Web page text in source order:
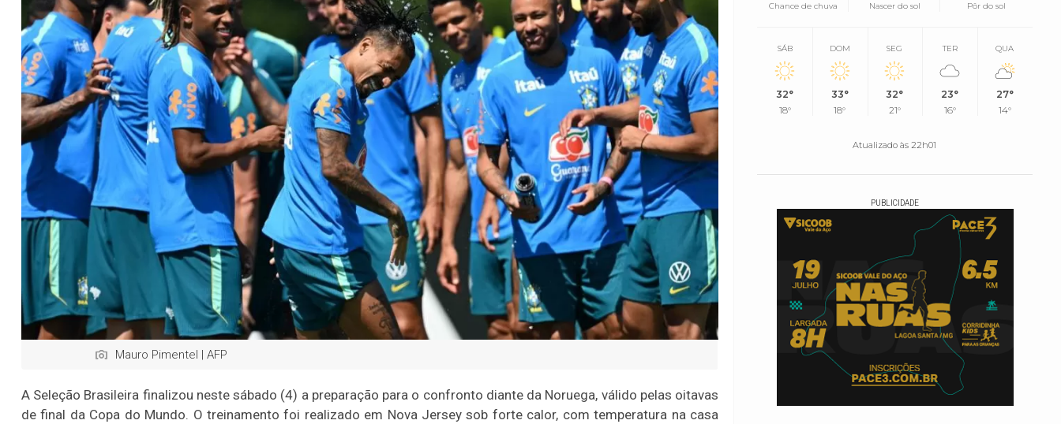
Mauro Pimentel | AFP
A Seleção Brasileira finalizou neste sábado (4) a preparação para o confronto diante da Noruega, válido pelas oitavas
de final da Copa do Mundo. O treinamento foi realizado em Nova Jersey sob forte calor, com temperatura na casa
Chance de chuva
Nascer do sol Pôr do sol
SÁB
32°
18°
DOM
33°
18°
SEG
32°
21°
TER
23°
16°
QUA
27°
14°
Atualizado às 22h01
PUBLICIDADE